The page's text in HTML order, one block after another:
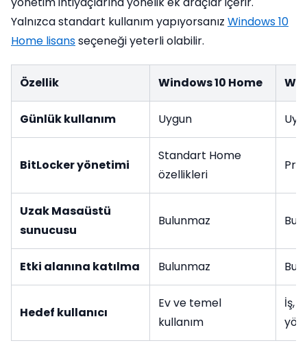
Yalnızca standart kullanım yapıyorsanız Windows 10
Home lisansseçeneği yeterli olabilir.
Özellik Windows 10 Home
Günlük kullanım Uygun
BitLocker yönetimi
Standart Home
özellikleri
Pro
Uzak Masaüstü
sunucusu
Bulunmaz
Etki alanına katılma Bulunmaz
Hedef kullanıcı
Ev ve temel
kullanım
İş,